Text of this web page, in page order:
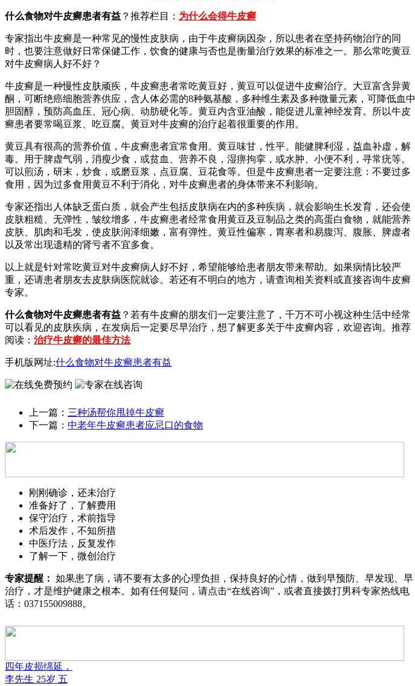
什么食物对牛皮癣患者有益 ？推荐栏目： 为什么会得牛皮癣
专家指出牛皮癣是一种常见的慢性皮肤病，由于牛皮癣病因杂，所以患者在坚持药物治疗的同
时，也要注意做好日常保健工作，饮食的健康与否也是衡量治疗效果的标准之一。那么常吃黄豆
对牛皮癣病人好不好？
牛皮癣是一种慢性皮肤顽疾，牛皮癣患者常吃黄豆好，黄豆可以促进牛皮癣治疗。大豆富含异黄
酮，可断绝癌细胞营养供应，含人体必需的8种氨基酸，多种维生素及多种微量元素，可降低血中
胆固醇，预防高血压、冠心病、动肪硬化等。黄豆内含亚油酸，能促进儿童神经发育。所以牛皮
癣患者要常喝豆浆、吃豆腐。黄豆对牛皮癣的治疗起着很重要的作用。
黄豆具有很高的营养价值，牛皮癣患者宜常食用。黄豆味甘，性平。能健脾利湿，益血补虚，解
毒。用于脾虚气弱，消瘦少食，或贫血、营养不良，湿痹拘挛，或水肿、小便不利，寻常疣等。
可以煎汤，研末，炒食，或磨豆浆，点豆腐、豆花食等。但是牛皮癣患者一定要注意：不要过多
食用，因为过多食用黄豆不利于消化，对牛皮癣患者的身体带来不利影响。
专家还指出人体缺乏蛋白质，就会产生包括皮肤病在内的多种疾病，就会影响生长发育，还会使
皮肤粗糙、无弹性，皱纹增多，牛皮癣患者经常食用黄豆及豆制品之类的高蛋白食物，就能营养
皮肤、肌肉和毛发，使皮肤润泽细嫩，富有弹性。黄豆性偏寒，胃寒者和易腹泻、腹胀、脾虚者
以及常出现遗精的肾亏者不宜多食。
以上就是针对常吃黄豆对牛皮癣病人好不好，希望能够给患者朋友带来帮助。如果病情比较严
重，还请患者朋友去皮肤病医院就诊。若还有不明白的地方，请查询相关资料或直接咨询牛皮癣
专家。
什么食物对牛皮癣患者有益 ？若有牛皮癣的朋友们一定要注意了，千万不可小视这种生活中经常
可以看见的皮肤疾病，在发病后一定要尽早治疗，想了解更多关于牛皮癣内容，欢迎咨询。推荐
阅读： 治疗牛皮癣的最佳方法
手机版网址:什么食物对牛皮癣患者有益
上一篇： 三种汤帮你甩掉牛皮癣
下一篇： 中老年牛皮癣患者应忌口的食物
刚刚确诊，还未治疗
准备好了，了解费用
保守治疗，术前指导
术后发作，不知所措
中医疗法，反复发作
了解一下，微创治疗
专家提醒： 如果患了病，请不要有太多的心理负担，保持良好的心情，做到早预防、早发现、早
治疗，才是维护健康之根本。如有任何疑问，请点击“在线咨询”，或者直接拨打男科专家热线电
话： 037155009888。
四年皮损绵延，
李先生 25岁 五